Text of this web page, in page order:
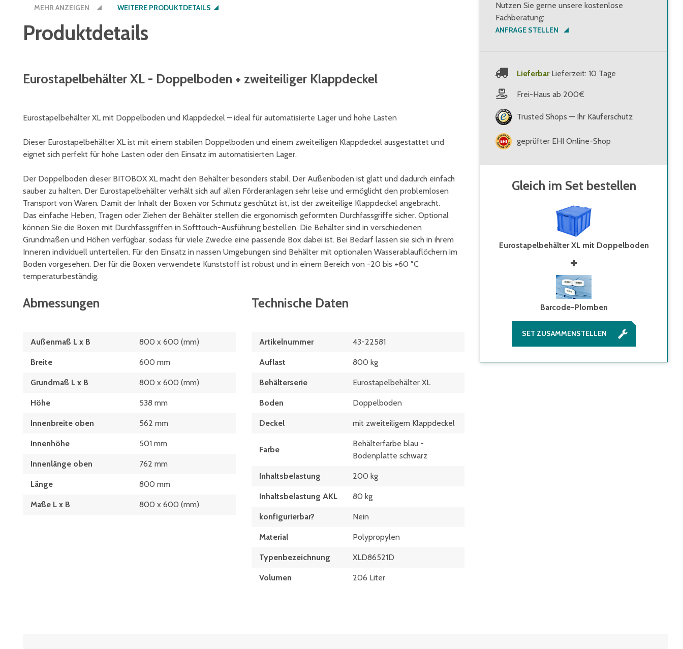
bieten wir Ihnen den Boden auch in der Behälterfarbe an.
MEHR ANZEIGEN WEITERE PRODUKTDETAILS
Produktdetails
Eurostapelbehälter XL - Doppelboden + zweiteiliger Klappdeckel
Eurostapelbehälter XL mit Doppelboden und Klappdeckel – ideal für automatisierte Lager und hohe Lasten
Dieser Eurostapelbehälter XL ist mit einem stabilen Doppelboden und einem zweiteiligen Klappdeckel ausgestattet und
eignet sich perfekt für hohe Lasten oder den Einsatz im automatisierten Lager.
Der Doppelboden dieser BITOBOX XL macht den Behälter besonders stabil. Der Außenboden ist glatt und dadurch einfach
sauber zu halten. Der Eurostapelbehälter verhält sich auf allen Förderanlagen sehr leise und ermöglicht den problemlosen
Transport von Waren. Damit der Inhalt der Boxen vor Schmutz geschützt ist, ist der zweiteilige Klappdeckel angebracht.
Das einfache Heben, Tragen oder Ziehen der Behälter stellen die ergonomisch geformten Durchfassgriffe sicher. Optional
können Sie die Boxen mit Durchfassgriffen in Softtouch-Ausführung bestellen. Die Behälter sind in verschiedenen
Grundmaßen und Höhen verfügbar, sodass für viele Zwecke eine passende Box dabei ist. Bei Bedarf lassen sie sich in ihrem
Inneren individuell unterteilen. Für den Einsatz in nassen Umgebungen sind Behälter mit optionalen Wasserablauflöchern im
Boden vorgesehen. Der für die Boxen verwendete Kunststoff ist robust und in einem Bereich von -20 bis +60 °C
temperaturbeständig.
Abmessungen
Außenmaß L x B 800 x 600 (mm)
Breite 600 mm
Grundmaß L x B 800 x 600 (mm)
Höhe 538 mm
Innenbreite oben 562 mm
Innenhöhe 501 mm
Innenlänge oben 762 mm
Länge 800 mm
Maße L x B 800 x 600 (mm)
Technische Daten
Artikelnummer 43-22581
Auflast 800 kg
Behälterserie Eurostapelbehälter XL
Boden Doppelboden
Deckel mit zweiteiligem Klappdeckel
Farbe
Behälterfarbe blau -
Bodenplatte schwarz
Inhaltsbelastung 200 kg
Inhaltsbelastung AKL 80 kg
konfigurierbar? Nein
Material Polypropylen
Typen­be­zeich­nung XLD86521D
Volumen 206 Liter
Nutzen Sie gerne unsere kostenlose
Fachberatung:
ANFRAGE STELLEN
Lieferbar Lieferzeit: 10 Tage
Frei-Haus ab 200€
Trusted Shops — Ihr Käuferschutz
geprüfter EHI Online-Shop
Gleich im Set bestellen
Eurostapelbehälter XL mit Doppelboden
Barcode-Plomben
SET ZUSAMMENSTELLEN